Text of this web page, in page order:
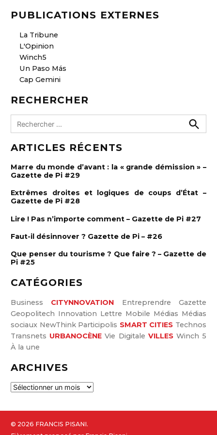
PUBLICATIONS EXTERNES
La Tribune
L'Opinion
Winch5
Un Paso Más
Cap Gemini
RECHERCHER
e
h
e
r
h
r
R
r
c
r
ARTICLES RÉCENTS
Marre du monde d’avant : la « grande démission » –
Gazette de Pi #29
Extrêmes droites et logiques de coups d’État –
Gazette de Pi #28
Lire ! Pas n’importe comment – Gazette de Pi #27
Faut-il désinnover ? Gazette de Pi – #26
Que penser du tourisme ? Que faire ? – Gazette de
Pi #25
CATÉGORIES
Business CITYNNOVATION Entreprendre
Gazette
Geopolitech Innovation Lettre Mobile Médias Médias
sociaux NewThink Participolis SMART CITIES Technos
Transnets URBANOCÈNE Vie Digitale VILLES Winch 5
À la une
ARCHIVES
A
c
h
i
© 2026 FRANCIS PISANI.